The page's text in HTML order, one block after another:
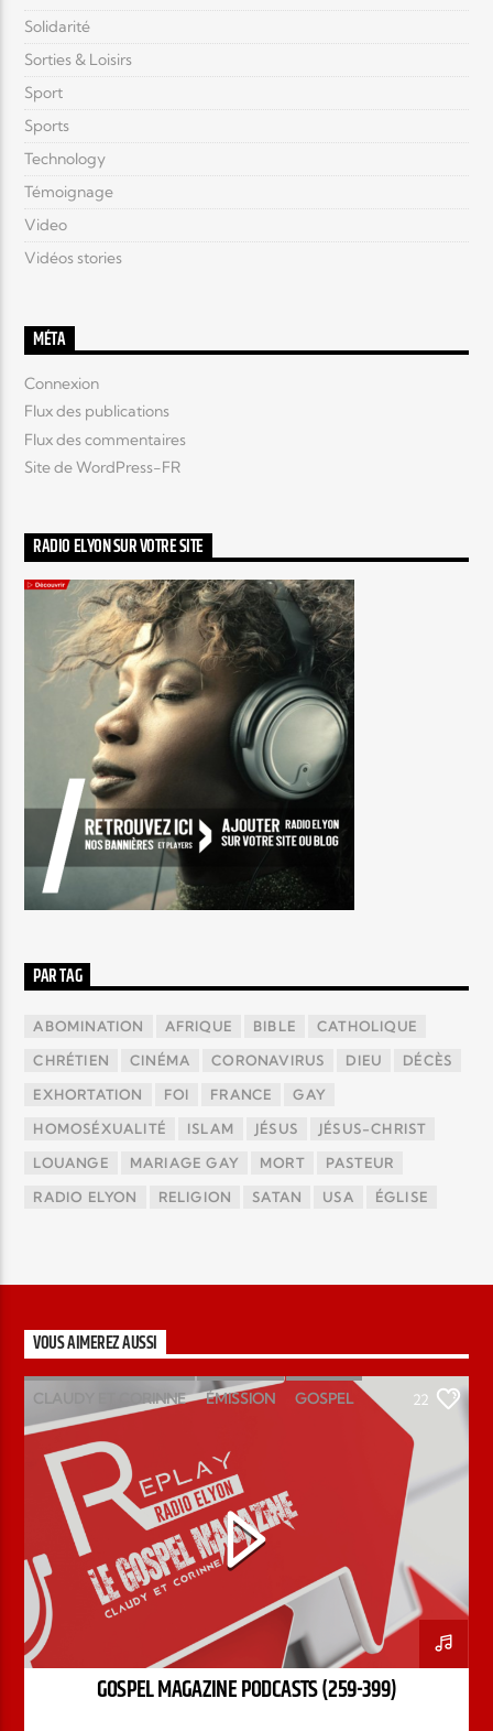
Solidarité
Sorties & Loisirs
Sport
Sports
Technology
Témoignage
Video
Vidéos stories
MÉTA
Connexion
Flux des publications
Flux des commentaires
Site de WordPress-FR
RADIO ELYON SUR VOTRE SITE
PAR TAG
ABOMINATION AFRIQUE BIBLE CATHOLIQUE
CHRÉTIEN CINÉMA CORONAVIRUS DIEU DÉCÈS
EXHORTATION FOI FRANCE GAY
HOMOSÉXUALITÉ ISLAM JÉSUS JÉSUS-CHRIST
LOUANGE MARIAGE GAY MORT PASTEUR
RADIO ELYON RELIGION SATAN USA ÉGLISE
VOUS AIMEREZ AUSSI
CLAUDY ET CORINNE ÉMISSION GOSPEL
MAGAZINE
22
GOSPEL MAGAZINE PODCASTS (259-399)